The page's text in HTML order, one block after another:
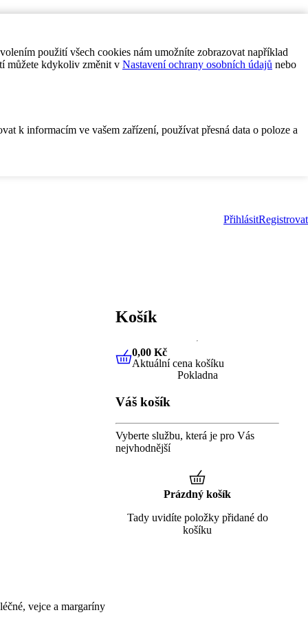
použití všech cookies nám umožníte zobrazovat například
můžete kdykoliv změnit v Nastavení ochrany osobních údajů nebo
k informacím ve vašem zařízení, používat přesná data o poloze a
PřihlásitRegistrovat
vejce a margaríny
Košík
0,00 KčAktuální cena košíku
0,00 Kč
Aktuální cena košíku
Pokladna
Váš košík
Vyberte službu, která je pro Vás
nejvhodnější
Prázdný košík
Tady uvidíte položky přidané do
košíku